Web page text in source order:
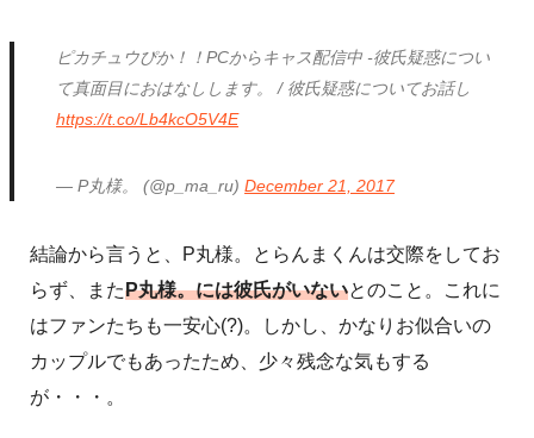
ピカチュウぴか！！PCからキャス配信中 -彼氏疑惑につい
て真面目におはなしします。 / 彼氏疑惑についてお話し
https://t.co/Lb4kcO5V4E
— P丸様。 (@p_ma_ru)December 21, 2017
結論から言うと、P丸様。とらんまくんは交際をしてお
らず、またP丸様。には彼氏がいないとのこと。これに
はファンたちも一安心(?)。しかし、かなりお似合いの
カップルでもあったため、少々残念な気もする
が・・・。